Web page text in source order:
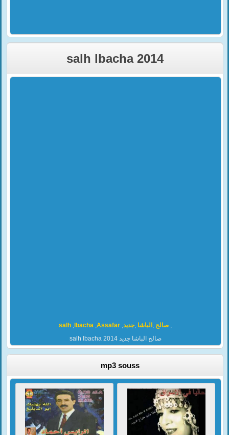
salh lbacha 2014
salh , lbacha ,Assafar , صالح , الباشا ,جديد
,
salh lbacha 2014 صالح الباشا جديد
mp3 souss